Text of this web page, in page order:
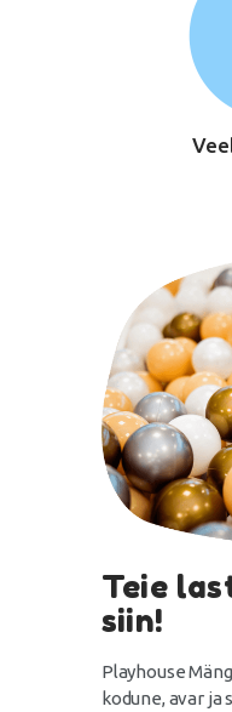
Teie
siin!
Playhouse
kodune, avar ja